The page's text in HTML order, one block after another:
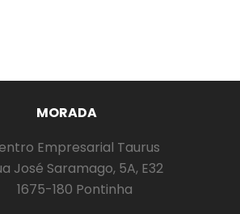
MORADA
Empresarial Taurus
José Saramago, 5A, E32
1675-180 Pontinha